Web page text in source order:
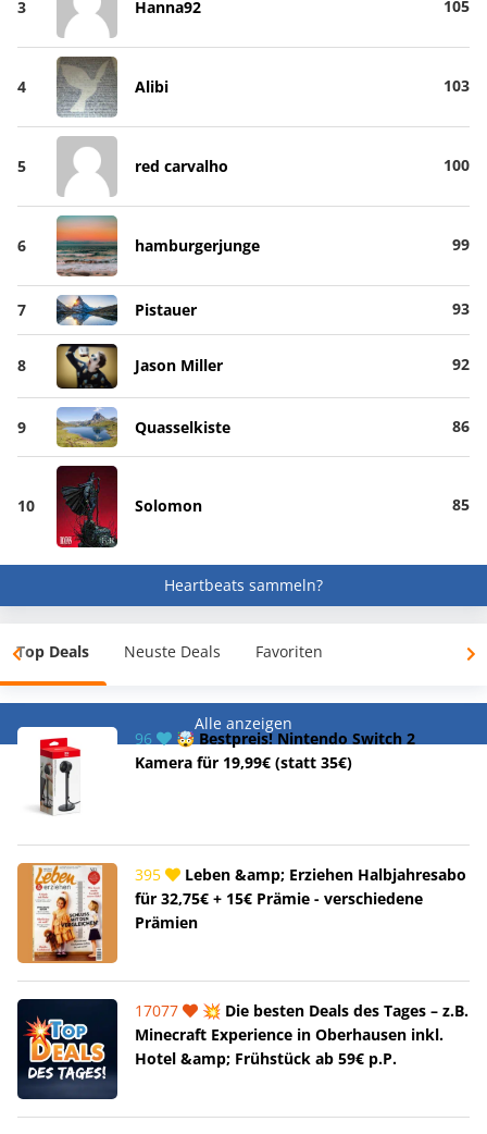
3 Hanna92 105
4 Alibi 103
5 red carvalho 100
6 hamburgerjunge 99
7 Pistauer 93
8 Jason Miller 92
9 Quasselkiste 86
10 Solomon 85
Heartbeats sammeln?
Top Deals Neuste Deals Favoriten
Alle anzeigen
96
🤯 Bestpreis! Nintendo Switch 2
Kamera für 19,99€ (statt 35€)
395
Leben &amp; Erziehen Halbjahresabo
für 32,75€ + 15€ Prämie - verschiedene
Prämien
17077
💥 Die besten Deals des Tages – z.B.
Minecraft Experience in Oberhausen inkl.
Hotel &amp; Frühstück ab 59€ p.P.